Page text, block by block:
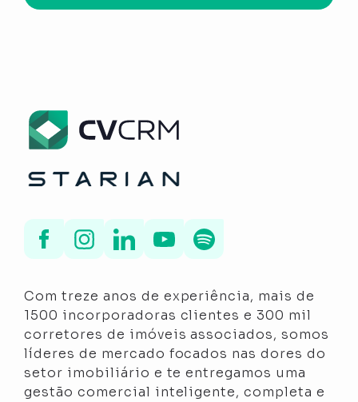
Com treze anos de experiência, mais de
1500 incorporadoras clientes e 300 mil
corretores de imóveis associados, somos
líderes de mercado focados nas dores do
setor imobiliário e te entregamos uma
gestão comercial inteligente, completa e